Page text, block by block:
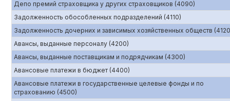
Депо премий страховщика у других страховщиков (4090)
Задолженность обособленных подразделений (4110)
Задолженность дочерних и зависимых хозяйственных обществ
Авансы, выданные персоналу (4200)
Авансы, выданные поставщикам и подрядчикам (4300)
Авансовые платежи в бюджет (4400)
Авансовые платежи в государственные целевые фонды и по
страхованию (4500)